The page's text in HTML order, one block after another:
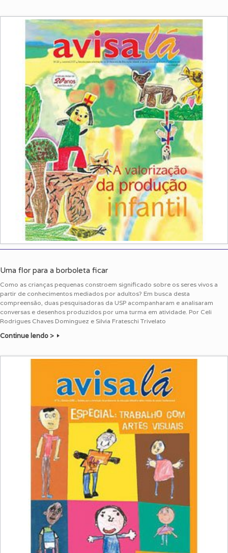
Uma flor para a borboleta ficar
Como as crianças pequenas constroem significado sobre os seres vivos a
partir de conhecimentos mediados por adultos? Em busca desta
compreensão, duas pesquisadoras da USP acompanharam e analisaram
conversas e desenhos produzidos por uma turma em atividade. Por Celi
Rodrigues Chaves Dominguez e Silvia Frateschi Trivelato
Continue lendo >